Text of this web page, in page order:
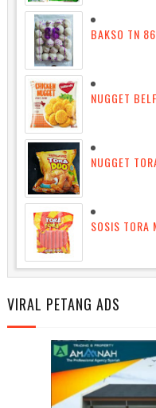
BAKSO TN 86
NUGGET
NUGGET
SOSIS TORA
VIRAL PETANG ADS